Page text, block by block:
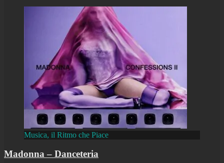
Musica, il Ritmo che Piace
Madonna – Danceteria